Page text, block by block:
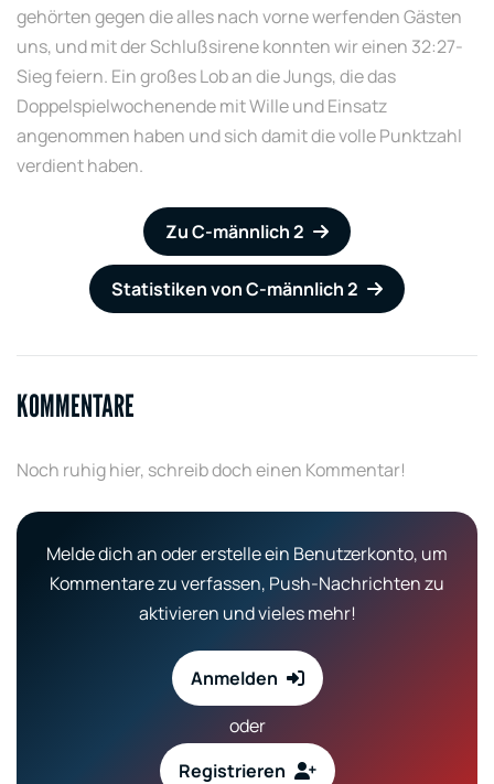
gehörten gegen die alles nach vorne werfenden Gästen
uns, und mit der Schlußsirene konnten wir einen 32:27-
Sieg feiern. Ein großes Lob an die Jungs, die das
Doppelspielwochenende mit Wille und Einsatz
angenommen haben und sich damit die volle Punktzahl
verdient haben.
Zu C-männlich 2
Statistiken von C-männlich 2
KOMMENTARE
Noch ruhig hier, schreib doch einen Kommentar!
Melde dich an oder erstelle ein Benutzerkonto, um
Kommentare zu verfassen, Push-Nachrichten zu
aktivieren und vieles mehr!
Anmelden
oder
Registrieren